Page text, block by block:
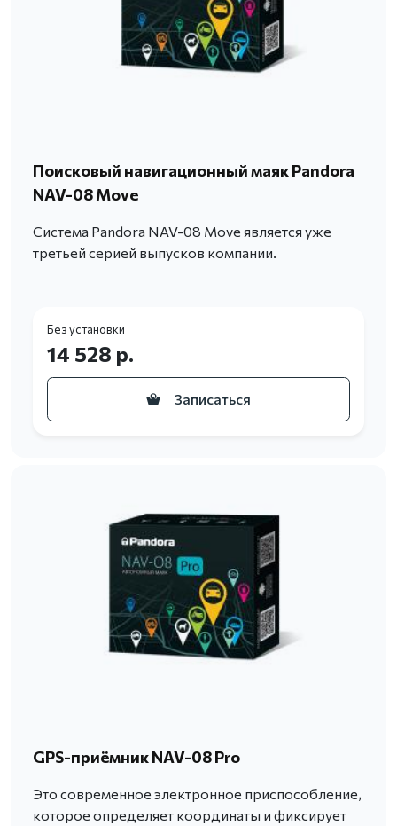
Поисковый навигационный маяк Pandora
NAV-08 Move
Система Pandora NAV-08 Move является уже
третьей серией выпусков компании.
Без установки
14 528 р.
Записаться
GPS-приёмник NAV-08 Pro
Это современное электронное приспособление,
которое определяет координаты и фиксирует